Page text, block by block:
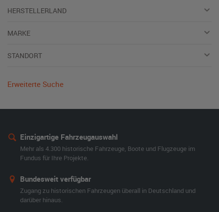
HERSTELLERLAND
MARKE
STANDORT
Erweiterte Suche
Einzigartige Fahrzeugauswahl
Mehr als 4.300 historische Fahrzeuge, Boote und Flugzeuge im
Fundus für Ihre Projekte.
Bundesweit verfügbar
Zugang zu historischen Fahrzeugen überall in Deutschland und
darüber hinaus.